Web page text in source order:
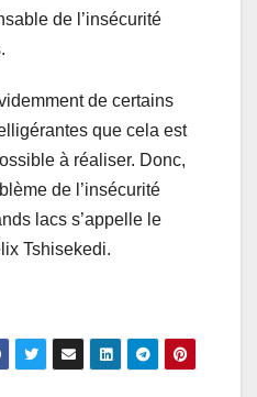
de l’insécurité
de certains
que cela est
à réaliser. Donc,
de l’insécurité
lacs s’appelle le
Tshisekedi.